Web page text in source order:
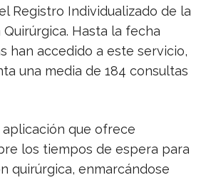
Registro Individualizado de la
Hasta la fecha
han accedido a este servicio,
una media de 184 consultas
que ofrece
los tiempos de espera para
quirúrgica, enmarcándose